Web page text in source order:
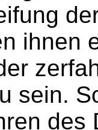
ihnen
sein.
des